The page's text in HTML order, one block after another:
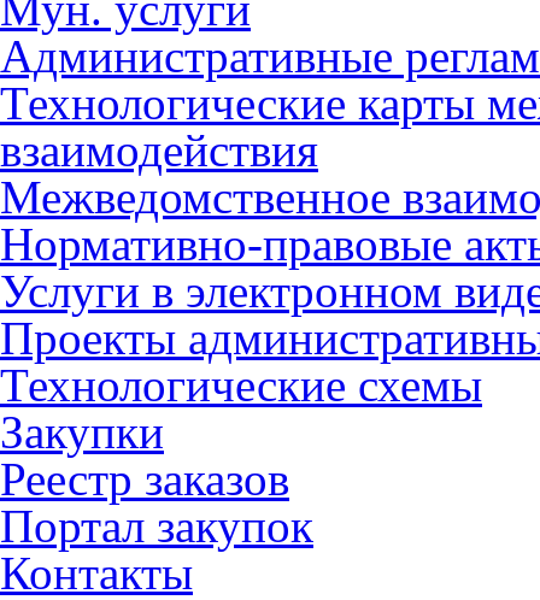
Административные
Технологические карты
взаимодействия
Межведомственное
Нормативно-правовые
Услуги в электронном
Проекты
Технологические схемы
Закупки
Реестр заказов
Портал закупок
Контакты